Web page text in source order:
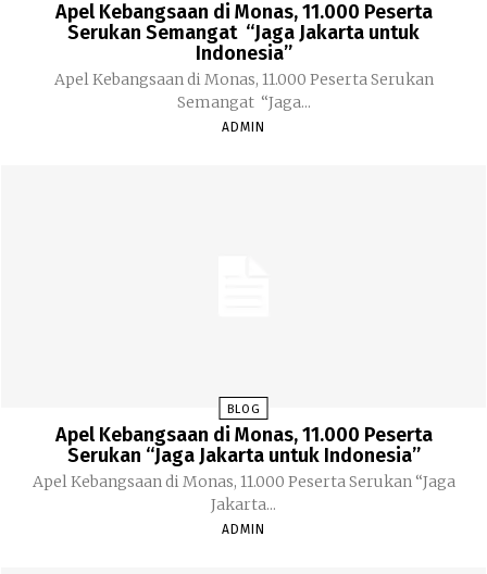
Apel Kebangsaan di Monas, 11.000 Peserta
Serukan Semangat “Jaga Jakarta untuk
Indonesia”
Apel Kebangsaan di Monas, 11.000 Peserta Serukan
Semangat “Jaga...
ADMIN
BLOG
Apel Kebangsaan di Monas, 11.000 Peserta
Serukan “Jaga Jakarta untuk Indonesia”
Apel Kebangsaan di Monas, 11.000 Peserta Serukan “Jaga
Jakarta...
ADMIN